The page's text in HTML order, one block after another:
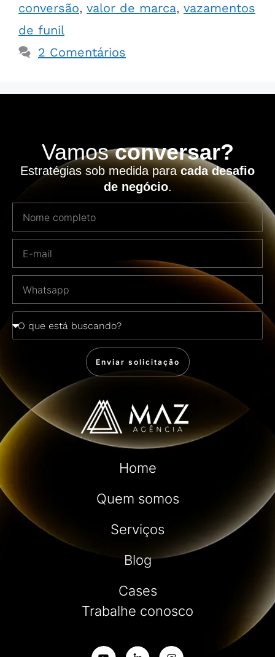
conversão, valor de marca, vazamentos
de funil
2 Comentários
Vamosconversar?
Estratégias sob medida paracada desafio
de negócio.
Enviar solicitação
Home
Quem somos
Serviços
Blog
Cases
Trabalhe conosco